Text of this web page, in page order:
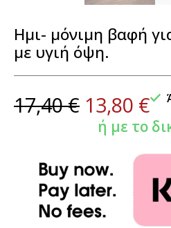
Ημι- μόνιμη βαφή
με υγιή όψη.
17,40€ 13,80 €
ή με το